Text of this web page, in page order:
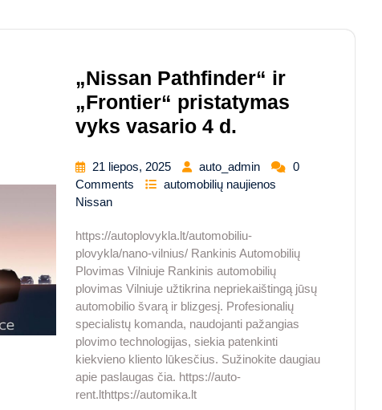
„Nissan Pathfinder“ ir
„Frontier“ pristatymas
vyks vasario 4 d.
21 liepos, 2025 auto_admin
0
Comments
automobilių naujienos
Nissan
https://autoplovykla.lt/automobiliu-
plovykla/nano-vilnius/ Rankinis Automobilių
Plovimas Vilniuje Rankinis automobilių
plovimas Vilniuje užtikrina nepriekaištingą jūsų
automobilio švarą ir blizgesį. Profesionalių
specialistų komanda, naudojanti pažangias
plovimo technologijas, siekia patenkinti
kiekvieno kliento lūkesčius. Sužinokite daugiau
apie paslaugas čia. https://auto-
rent.lthttps://automika.lt